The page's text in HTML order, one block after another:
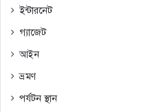
ইন্টারনেট
গ্যাজেট
আইন
ভ্রমণ
পর্যটন স্থান